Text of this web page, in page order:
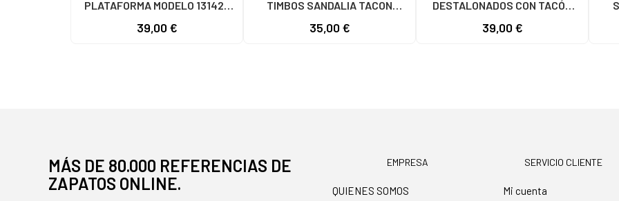
PLATAFORMA MODELO 131423
39,00 €
TIMBOS SANDALIA TACON
131221 VARIOS COLORES
35,00 €
DESTALONADOS CON TACÓN
AMARILLO
39,00 €
MÁS DE 80.000 REFERENCIAS DE
ZAPATOS ONLINE.
EMPRESA
QUIENES SOMOS
SERVICIO CLIENTE
Mi cuenta